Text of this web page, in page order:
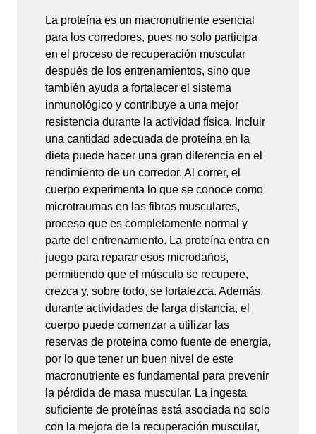
La proteína es un macronutriente esencial
para los corredores, pues no solo participa
en el proceso de recuperación muscular
después de los entrenamientos, sino que
también ayuda a fortalecer el sistema
inmunológico y contribuye a una mejor
resistencia durante la actividad física. Incluir
una cantidad adecuada de proteína en la
dieta puede hacer una gran diferencia en el
rendimiento de un corredor. Al correr, el
cuerpo experimenta lo que se conoce como
microtraumas en las fibras musculares,
proceso que es completamente normal y
parte del entrenamiento. La proteína entra en
juego para reparar esos microdaños,
permitiendo que el músculo se recupere,
crezca y, sobre todo, se fortalezca. Además,
durante actividades de larga distancia, el
cuerpo puede comenzar a utilizar las
reservas de proteína como fuente de energía,
por lo que tener un buen nivel de este
macronutriente es fundamental para prevenir
la pérdida de masa muscular. La ingesta
suficiente de proteínas está asociada no solo
con la mejora de la recuperación muscular,